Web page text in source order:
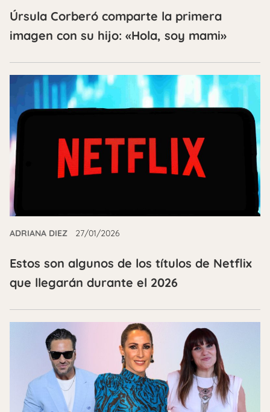
Úrsula Corberó comparte la primera
imagen con su hijo: «Hola, soy mami»
ADRIANA DIEZ 27/01/2026
Estos son algunos de los títulos de Netflix
que llegarán durante el 2026